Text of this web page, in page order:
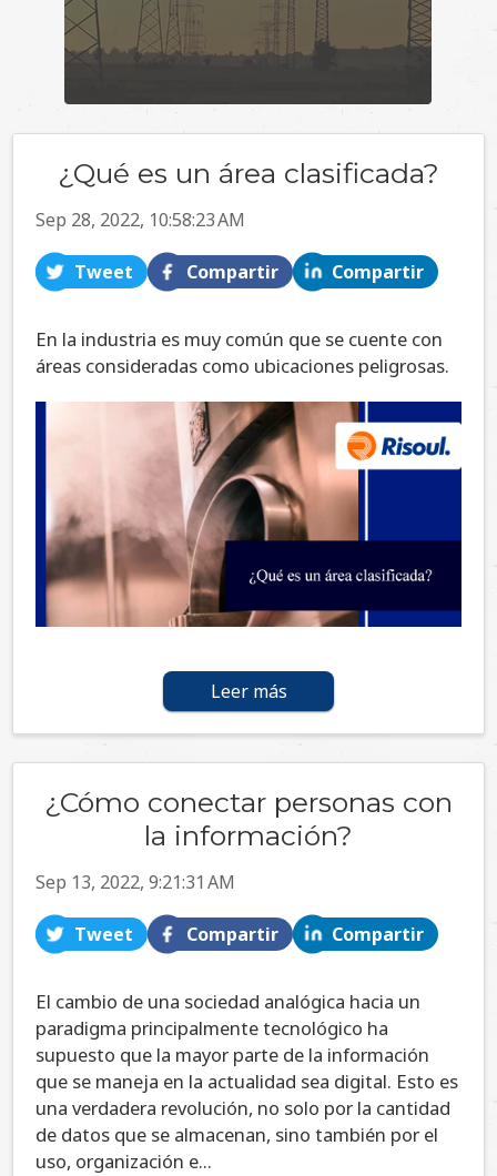
¿Qué es un área clasificada?
Sep 28, 2022, 10:58:23 AM
Tweet Compartir Compartir
En la industria es muy común que se cuente con
áreas consideradas como ubicaciones peligrosas.
Leer más
¿Cómo conectar personas con
la información?
Sep 13, 2022, 9:21:31 AM
Tweet Compartir Compartir
El cambio de una sociedad analógica hacia un
paradigma principalmente tecnológico ha
supuesto que la mayor parte de la información
que se maneja en la actualidad sea digital. Esto es
una verdadera revolución, no solo por la cantidad
de datos que se almacenan, sino también por el
uso, organización e...